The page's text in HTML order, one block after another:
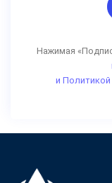
Нажимая
и